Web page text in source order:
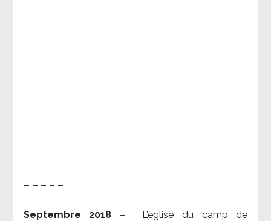
– – – – –
Septembre 2018 –
L’église du camp de